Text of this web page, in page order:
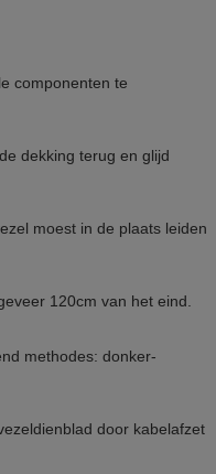
componenten te
dekking terug en glijd
moest in de plaats leiden
120cm van het eind.
methodes: donker-
door kabelafzet